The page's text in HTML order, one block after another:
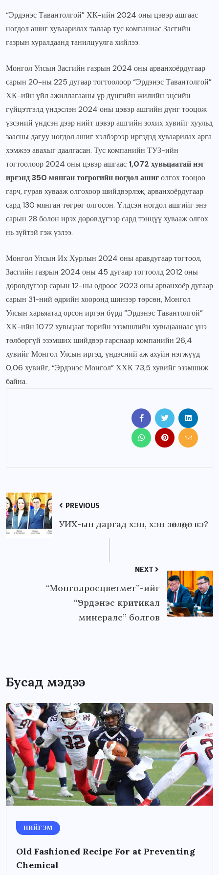
“Эрдэнэс Тавантолгой” ХК-ийн 2024 оны цэвэр ашгаас
ногдол ашиг хуваарилах талаар тус компаниас Засгийн
газрын хуралдаанд танилцуулга хийлээ.
Монгол Улсын Засгийн газрын 2024 оны арванхоёрдугаар
сарын 20-ны 225 дугаар тогтоолоор “Эрдэнэс Тавантолгой”
ХК-ийн үйл ажиллагааны үр дүнгийн жилийн эцсийн
гүйцэтгэлд үндэслэн 2024 оны цэвэр ашгийн дүнг тооцож
үзсэний үндсэн дээр нийт цэвэр ашгийн зохих хувийг хуульд
заасны дагуу ногдол ашиг хэлбэрээр иргэдэд хуваарилах арга
хэмжээ авахыг даалгасан. Тус компанийн ТУЗ-ийн
тогтоолоор 2024 оны цэвэр ашгаас 1,072 хувьцаатай нэг
иргэнд 350 мянган төгрөгийн ногдол ашиголгох тооцоо
гарч, гурав хувааж олгохоор шийдвэрлэж, арванхоёрдугаар
сард 130 мянган төгрөг олгосон. Үлдсэн ногдол ашгийг энэ
сарын 28 болон ирэх дөрөвдүгээр сард тэнцүү хувааж олгох
нь зүйтэй гэж үзлээ.
Монгол Улсын Их Хурлын 2024 оны аравдугаар тогтоол,
Засгийн газрын 2024 оны 45 дугаар тогтоолд 2012 оны
дөрөвдүгээр сарын 12-ны өдрөөс 2023 оны арванхоёр дугаар
сарын 31-ний өдрийн хооронд шинээр төрсөн, Монгол
Улсын харьяатад орсон иргэн бүрд “Эрдэнэс Тавантолгой”
ХК-ийн 1072 хувьцааг төрийн эзэмшлийн хувьцаанаас үнэ
төлбөргүй эзэмших шийдвэр гарснаар компанийн 26,4
хувийг Монгол Улсын иргэд, үндэсний аж ахуйн нэгжүүд
0,06 хувийг, “Эрдэнэс Монгол” ХХК 73,5 хувийг эзэмшиж
байна.
PREVIOUS
УИХ-ын даргад хэн, хэн зөвлөдөг вэ?
NEXT
“Монголросцветмет”-ийг
“Эрдэнэс критикал
минералс” болгов
Бусад мэдээ
НИЙГЭМ
Old Fashioned Recipe For at Preventing
Chemical